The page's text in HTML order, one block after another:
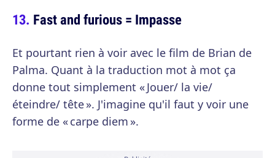
Fast and furious = Impasse
Et pourtant rien à voir avec le film de Brian de
Palma. Quant à la traduction mot à mot ça
donne tout simplement « Jouer/ la vie/
éteindre/ tête ». J'imagine qu'il faut y voir une
forme de « carpe diem ».